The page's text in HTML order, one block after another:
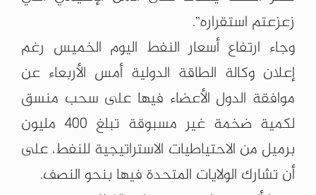
زعزعتم استقراره”.
وجاء ارتفاع أسعار النفط اليوم الخميس رغم
إعلان وكالة الطاقة الدولية أمس الأربعاء عن
موافقة الدول الأعضاء فيها على سحب منسق
لكمية ضخمة غير مسبوقة تبلغ 400 مليون
برميل من الاحتياطيات الاستراتيجية للنفط، على
أن تشارك الولايات المتحدة فيها بنحو النصف.